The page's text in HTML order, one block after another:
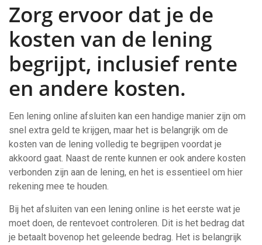
Zorg ervoor dat je de
kosten van de lening
begrijpt, inclusief rente
en andere kosten.
Een lening online afsluiten kan een handige manier zijn om
snel extra geld te krijgen, maar het is belangrijk om de
kosten van de lening volledig te begrijpen voordat je
akkoord gaat. Naast de rente kunnen er ook andere kosten
verbonden zijn aan de lening, en het is essentieel om hier
rekening mee te houden.
Bij het afsluiten van een lening online is het eerste wat je
moet doen, de rentevoet controleren. Dit is het bedrag dat
je betaalt bovenop het geleende bedrag. Het is belangrijk